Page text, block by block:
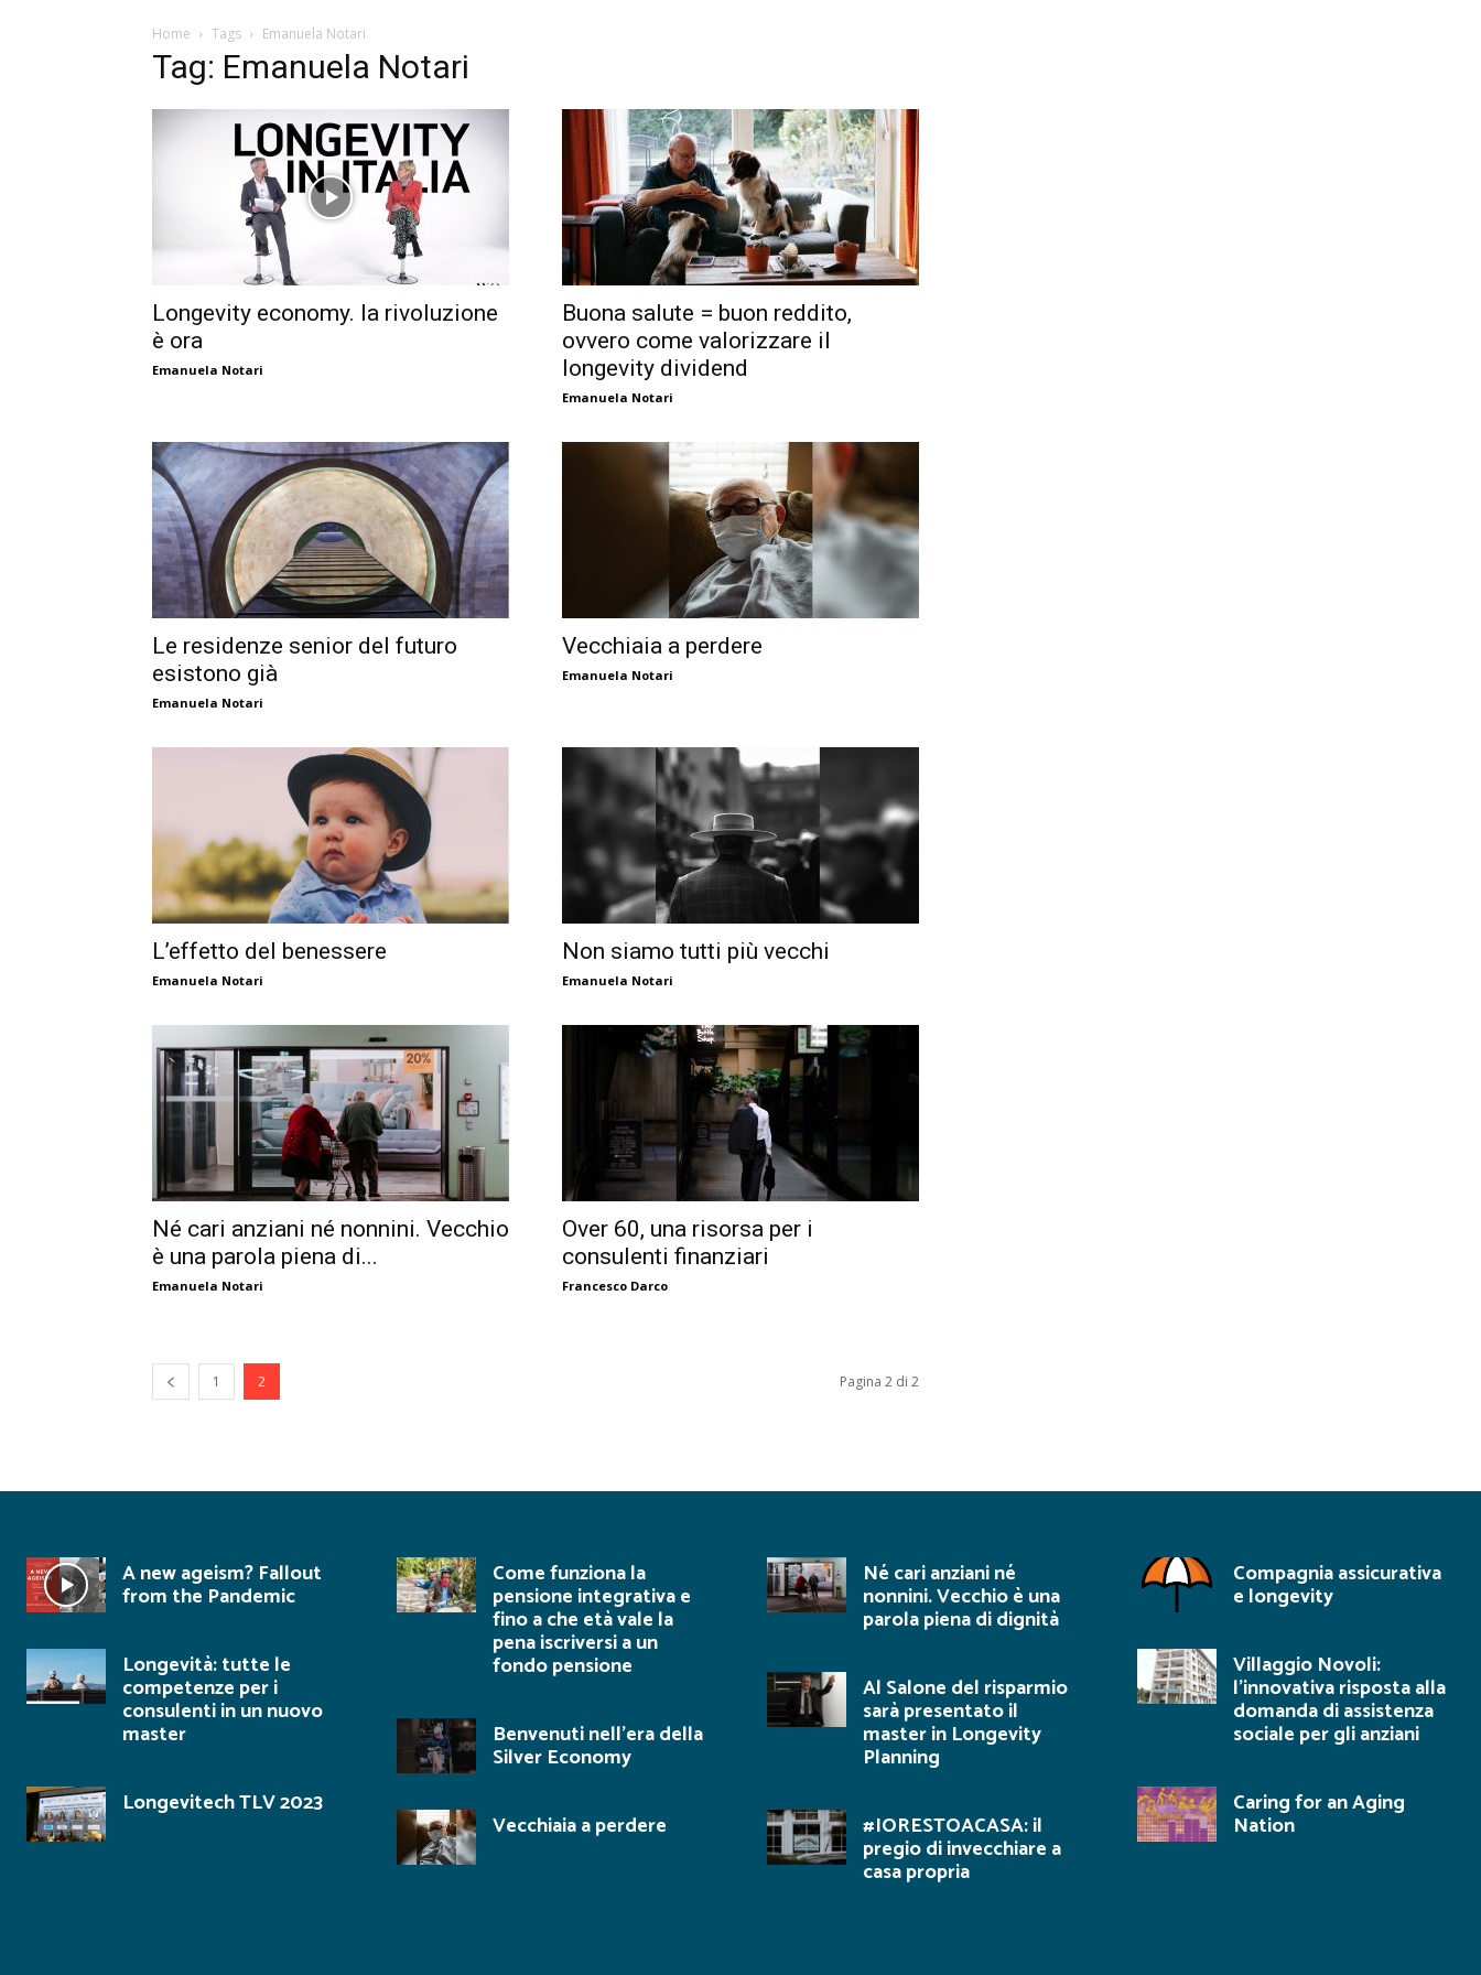
Home Tags Emanuela Notari
Tag: Emanuela Notari
Longevity economy. la rivoluzione
è ora
Emanuela Notari
Buona salute = buon reddito,
ovvero come valorizzare il
longevity dividend
Emanuela Notari
Le residenze senior del futuro
esistono già
Emanuela Notari
Vecchiaia a perdere
Emanuela Notari
L’effetto del benessere
Emanuela Notari
Non siamo tutti più vecchi
Emanuela Notari
Né cari anziani né nonnini. Vecchio
è una parola piena di...
Emanuela Notari
Over 60, una risorsa per i
consulenti finanziari
Francesco Darco
1 2 Pagina 2 di 2
A new ageism? Fallout
from the Pandemic
Longevità: tutte le
competenze per i
consulenti in un nuovo
master
Longevitech TLV 2023
Come funziona la
pensione integrativa e
fino a che età vale la
pena iscriversi a un
fondo pensione
Benvenuti nell’era della
Silver Economy
Vecchiaia a perdere
Né cari anziani né
nonnini. Vecchio è una
parola piena di dignità
Al Salone del risparmio
sarà presentato il
master in Longevity
Planning
#IORESTOACASA: il
pregio di invecchiare a
casa propria
Compagnia assicurativa
e longevity
Villaggio Novoli:
l’innovativa risposta alla
domanda di assistenza
sociale per gli anziani
Caring for an Aging
Nation